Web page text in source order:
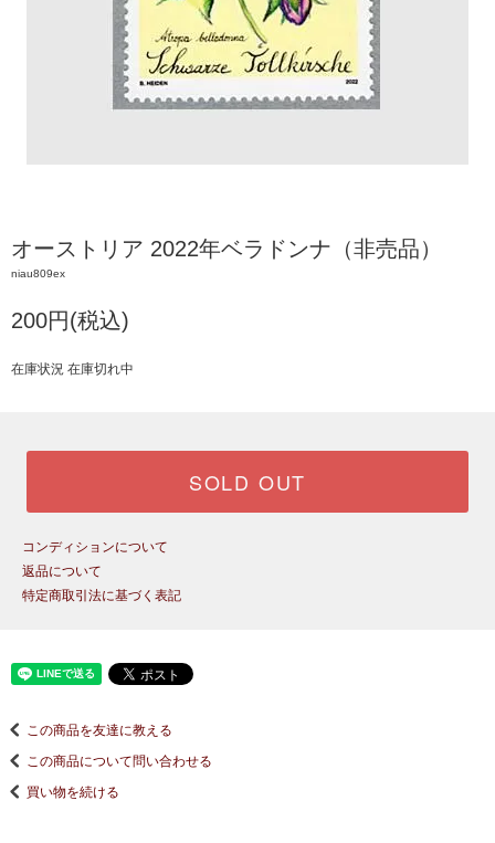
オーストリア 2022年ベラドンナ（非売品）
niau809ex
200円(税込)
在庫状況 在庫切れ中
SOLD OUT
コンディションについて
返品について
特定商取引法に基づく表記
この商品を友達に教える
この商品について問い合わせる
買い物を続ける